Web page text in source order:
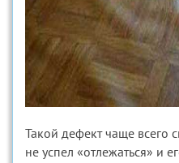
Такой дефект чаще всего
не успел «отлежаться» и